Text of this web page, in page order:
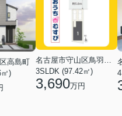
高島町
)
名古屋市守山区鳥羽見２丁目
3SLDK (97.42㎡)
3,690万円